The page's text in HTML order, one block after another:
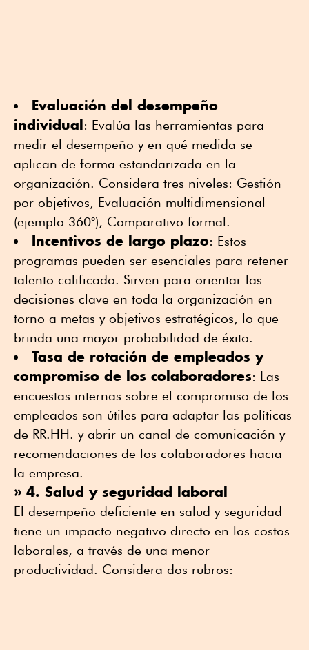
Evaluación del desempeño
individual : Evalúa las herramientas para
medir el desempeño y en qué medida se
aplican de forma estandarizada en la
organización. Considera tres niveles: Gestión
por objetivos, Evaluación multidimensional
(ejemplo 360°), Comparativo formal.
Incentivos de largo plazo: Estos
programas pueden ser esenciales para retener
talento calificado. Sirven para orientar las
decisiones clave en toda la organización en
torno a metas y objetivos estratégicos, lo que
brinda una mayor probabilidad de éxito.
Tasa de rotación de empleados y
compromiso de los colaboradores: Las
encuestas internas sobre el compromiso de los
empleados son útiles para adaptar las políticas
de RR.HH. y abrir un canal de comunicación y
recomendaciones de los colaboradores hacia
la empresa.
» 4. Salud y seguridad laboral
El desempeño deficiente en salud y seguridad
tiene un impacto negativo directo en los costos
laborales, a través de una menor
productividad. Considera dos rubros: